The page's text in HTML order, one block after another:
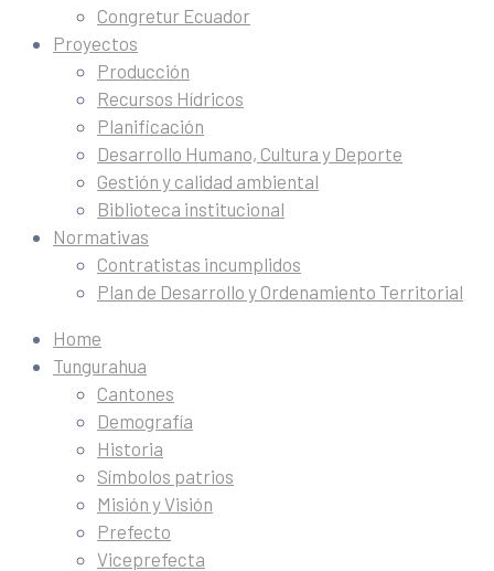
Congretur Ecuador
Proyectos
Producción
Recursos Hídricos
Planificación
Desarrollo Humano, Cultura y Deporte
Gestión y calidad ambiental
Biblioteca institucional
Normativas
Contratistas incumplidos
Plan de Desarrollo y Ordenamiento Territorial
Home
Tungurahua
Cantones
Demografía
Historia
Símbolos patrios
Misión y Visión
Prefecto
Viceprefecta